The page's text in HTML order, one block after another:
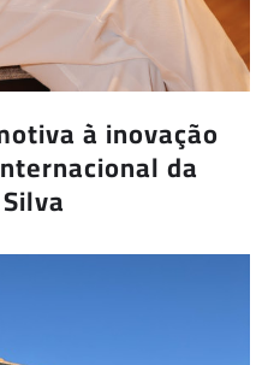
à inovação
da